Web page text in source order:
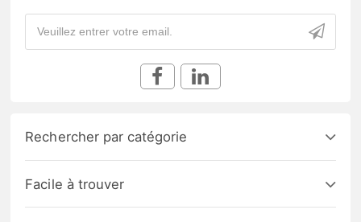
Rechercher par catégorie
Facile à trouver